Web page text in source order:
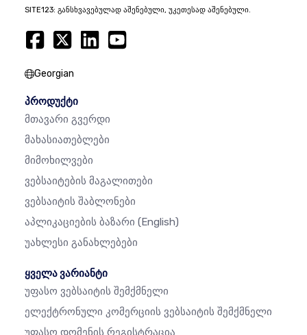
SITE123: განსხვავებულად აშენებული, უკეთესად აშენებული.
Georgian
პროდუქტი
Მთავარი Გვერდი
Მახასიათებლები
Მიმოხილვები
Ვებსაიტების Მაგალითები
Ვებსაიტის Შაბლონები
Აპლიკაციების Ბაზარი (English)
Უახლესი Განახლებები
ყველა ვარიანტი
Უფასო Ვებსაიტის Შემქმნელი
Ელექტრონული Კომერციის Ვებსაიტის Შემქმნელი
Უფასო Დომენის Რეგისტრაცია